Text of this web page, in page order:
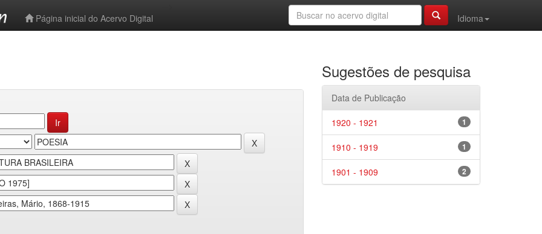
Página inicial do Acervo Digital
Idioma
Sugestões de pesquisa
Data de Publicação
1
1920 - 1921
1
1910 - 1919
2
1901 - 1909